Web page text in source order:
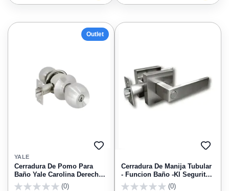
Outlet
AGREGAR
FAVORITOS
YALE
Cerradura De Pomo Para
Baño Yale Carolina Derecha
Cromo Brillante 6374
(0)
Cerradura De Manija Tubular
- Funcion Baño -Kl Segurity
Kl 106B
(0)